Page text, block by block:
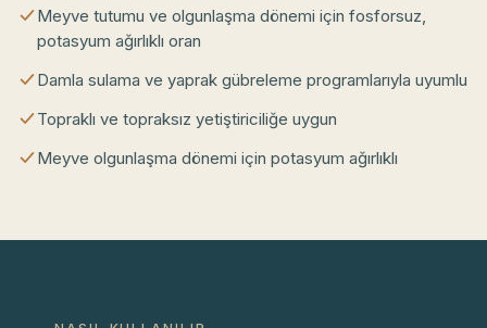
Meyve tutumu ve olgunlaşma dönemi için fosforsuz,
potasyum ağırlıklı oran
Damla sulama ve yaprak gübreleme programlarıyla uyumlu
Topraklı ve topraksız yetiştiriciliğe uygun
Meyve olgunlaşma dönemi için potasyum ağırlıklı